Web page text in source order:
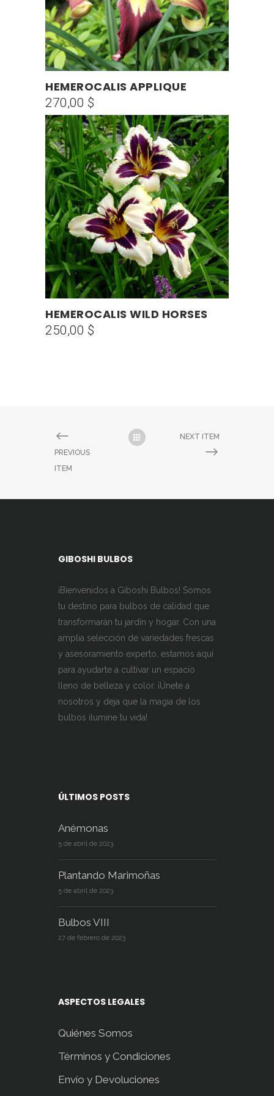
la
página
de
producto
AÑADIR AL CARRITO
HEMEROCALIS APPLIQUE
270,00 $
AÑADIR AL CARRITO
HEMEROCALIS WILD HORSES
250,00 $
PREVIOUS
ITEM
NEXT ITEM
GIBOSHI BULBOS
¡Bienvenidos a Giboshi Bulbos! Somos
tu destino para bulbos de calidad que
transformarán tu jardín y hogar. Con una
amplia selección de variedades frescas
y asesoramiento experto, estamos aquí
para ayudarte a cultivar un espacio
lleno de belleza y color. ¡Únete a
nosotros y deja que la magia de los
bulbos ilumine tu vida!
ÚLTIMOS POSTS
Anémonas
5 de abril de 2023
Plantando Marimoñas
5 de abril de 2023
Bulbos VIII
27 de febrero de 2023
ASPECTOS LEGALES
Quiénes Somos
Términos y Condiciones
Envío y Devoluciones